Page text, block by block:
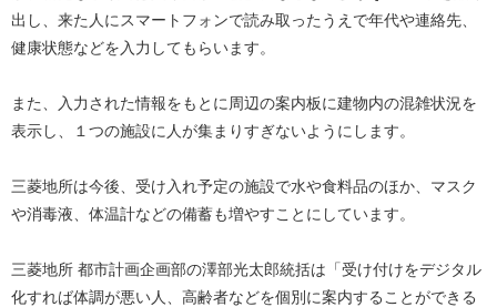
出し、来た人にスマートフォンで読み取ったうえで年代や連絡先、
健康状態などを入力してもらいます。
また、入力された情報をもとに周辺の案内板に建物内の混雑状況を
表示し、１つの施設に人が集まりすぎないようにします。
三菱地所は今後、受け入れ予定の施設で水や食料品のほか、マスク
や消毒液、体温計などの備蓄も増やすことにしています。
三菱地所 都市計画企画部の澤部光太郎統括は「受け付けをデジタル
化すれば体調が悪い人、高齢者などを個別に案内することができる